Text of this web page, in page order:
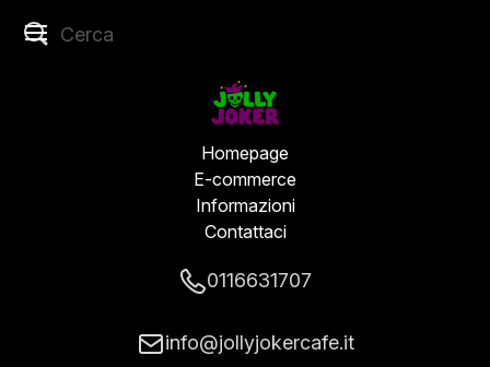
Homepage
E-commerce
Informazioni
Contattaci
0116631707
info@jollyjokercafe.it